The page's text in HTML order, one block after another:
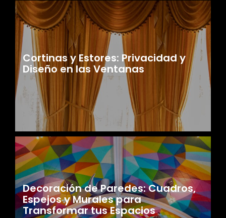
Cortinas y Estores: Privacidad y
Diseño en las Ventanas
Decoración de Paredes: Cuadros,
Espejos y Murales para
Transformar tus Espacios